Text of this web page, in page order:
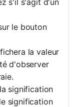
le bouton
la valeur
d'observer
signification
signification